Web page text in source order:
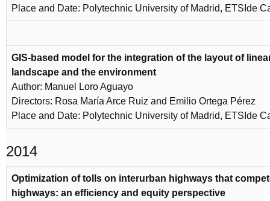
Place and Date: Polytechnic University of Madrid, ETSIde
GIS-based model for the integration of the layout of
landscape and the environment
Author: Manuel Loro Aguayo
Directors: Rosa María Arce Ruiz and Emilio Ortega Pérez
Place and Date: Polytechnic University of Madrid, ETSIde
2014
Optimization of tolls on interurban highways that
highways: an efficiency and equity perspective